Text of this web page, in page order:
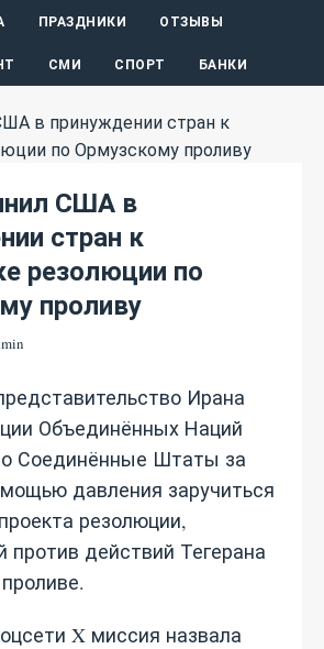
ПРАЗДНИКИ ОТЗЫВЫ
СМИ СПОРТ БАНКИ
США в
стран к
резолюции по
проливу
Ирана
Объединённых Наций
Соединённые Штаты за
давления заручиться
резолюции,
против действий Тегерана
X миссия назвала